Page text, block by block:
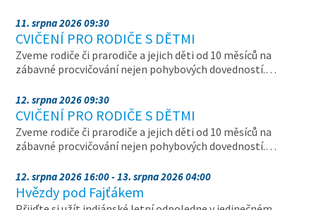
11. srpna 2026 09:30
CVIČENÍ PRO RODIČE S DĚTMI
Zveme rodiče či prarodiče a jejich děti od 10 měsíců na
zábavné procvičování nejen pohybových dovedností.…
12. srpna 2026 09:30
CVIČENÍ PRO RODIČE S DĚTMI
Zveme rodiče či prarodiče a jejich děti od 10 měsíců na
zábavné procvičování nejen pohybových dovedností.…
12. srpna 2026 16:00 - 13. srpna 2026 04:00
Hvězdy pod Fajťákem